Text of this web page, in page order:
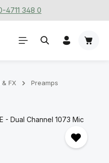
4711 348 0
FX Preamps